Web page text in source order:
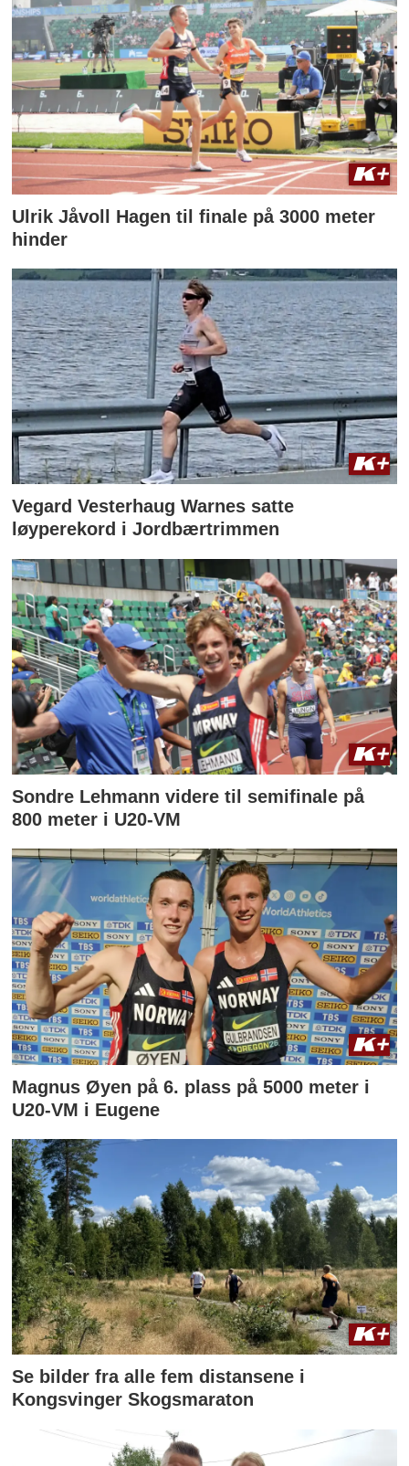
Ulrik Jåvoll Hagen til finale på 3000 meter
hinder
Vegard Vesterhaug Warnes satte
løyperekord i Jordbærtrimmen
Sondre Lehmann videre til semifinale på
800 meter i U20-VM
Magnus Øyen på 6. plass på 5000 meter i
U20-VM i Eugene
Se bilder fra alle fem distansene i
Kongsvinger Skogsmaraton